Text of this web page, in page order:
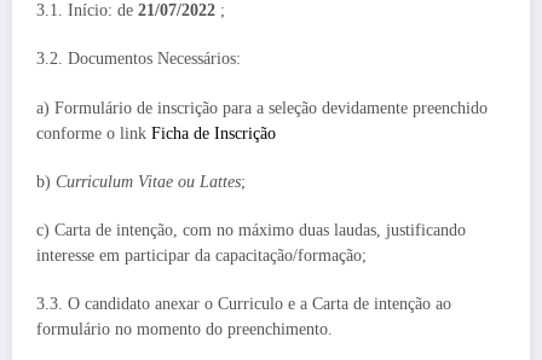
3.1. Início: de 21/07/2022 ;
3.2. Documentos Necessários:
a) Formulário de inscrição para a seleção devidamente preenchido
conforme o link Ficha de Inscrição
b) Curriculum Vitae ou Lattes;
c) Carta de intenção, com no máximo duas laudas, justificando
interesse em participar da capacitação/formação;
3.3. O candidato anexar o Curriculo e a Carta de intenção ao
formulário no momento do preenchimento.